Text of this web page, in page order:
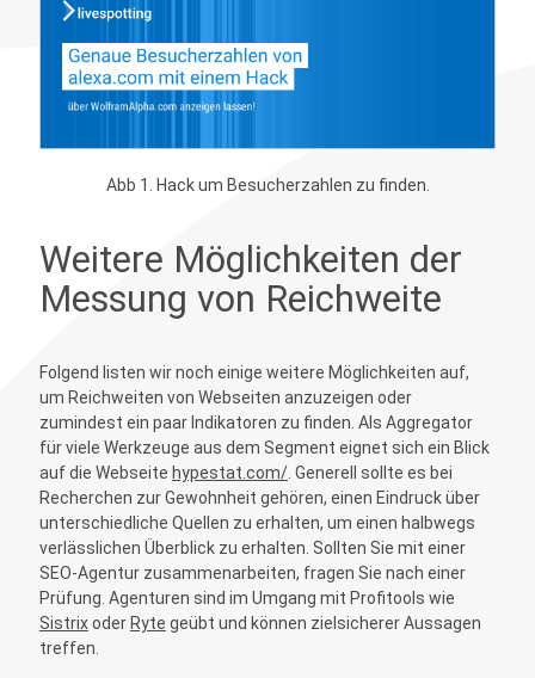
Abb 1. Hack um Besucherzahlen zu finden.
Weitere Möglichkeiten der
Messung von Reichweite
Folgend listen wir noch einige weitere Möglichkeiten auf,
um Reichweiten von Webseiten anzuzeigen oder
zumindest ein paar Indikatoren zu finden. Als Aggregator
für viele Werkzeuge aus dem Segment eignet sich ein Blick
auf die Webseite hypestat.com/. Generell sollte es bei
Recherchen zur Gewohnheit gehören, einen Eindruck über
unterschiedliche Quellen zu erhalten, um einen halbwegs
verlässlichen Überblick zu erhalten. Sollten Sie mit einer
SEO-Agentur zusammenarbeiten, fragen Sie nach einer
Prüfung. Agenturen sind im Umgang mit Profitools wie
Sistrixoder Ryte geübt und können zielsicherer Aussagen
treffen.